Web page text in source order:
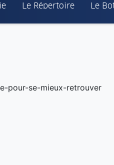
Le Répertoire Le
pour-se-mieux-retrouver